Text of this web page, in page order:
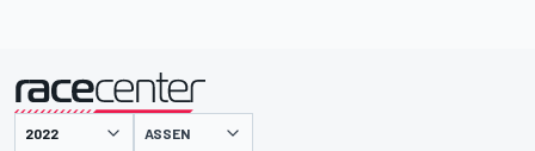
主催 ASSEN